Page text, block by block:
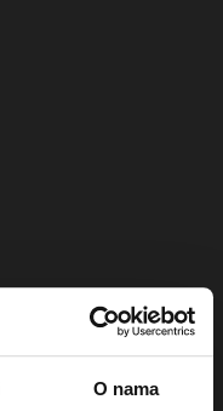
O nama